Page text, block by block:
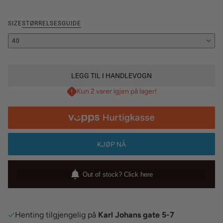
SIZESTØRRELSESGUIDE
40
LEGG TIL I HANDLEVOGN
Kun 2 varer igjen på lager!
KJØP NÅ
Out of stock? Click here
Henting tilgjengelig på Karl Johans gate 5-7